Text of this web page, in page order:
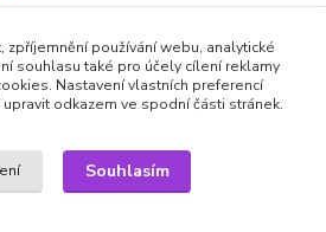
zpříjemnění používání webu, analytické
souhlasu také pro účely cílení reklamy
Nastavení vlastních preferencí
odkazem ve spodní části stránek.
Souhlasím